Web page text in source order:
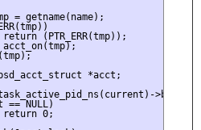
= getname(name);
(PTR_ERR(tmp));
*acct;
>bacct;
== NULL)
0;